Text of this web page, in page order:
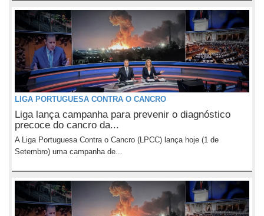
LIGA PORTUGUESA CONTRA O CANCRO
Liga lança campanha para prevenir o diagnóstico
precoce do cancro da...
A Liga Portuguesa Contra o Cancro (LPCC) lança hoje (1 de
Setembro) uma campanha de...